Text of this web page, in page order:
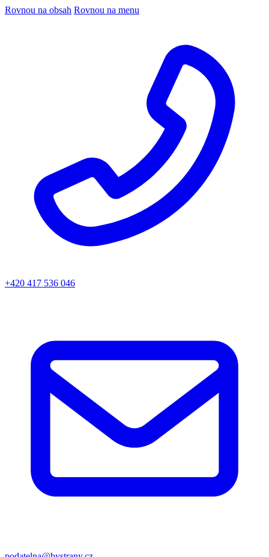
Rovnou na obsah Rovnou na menu
+420 417 536 046